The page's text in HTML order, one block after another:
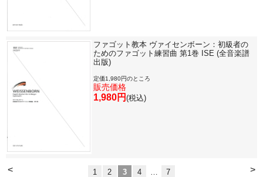
ファゴット教本 ヴァイセンボーン：初級者の
ためのファゴット練習曲 第1巻 ISE (全音楽譜
出版)
定価1,980円のところ
販売価格
1,980円 (税込)
< >
1 2 3 4 7